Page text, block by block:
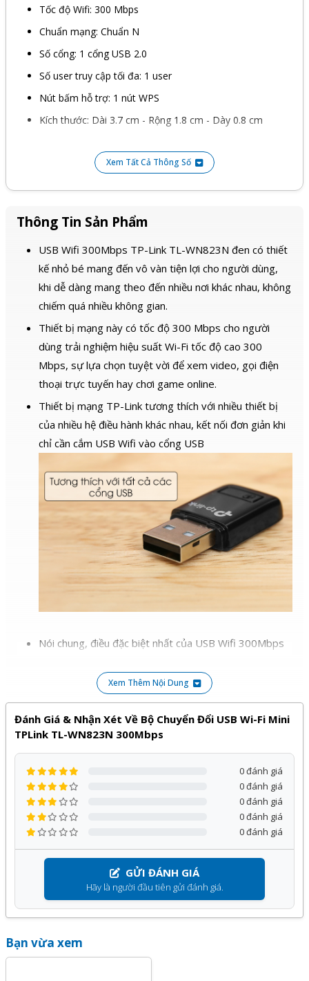
Thông Tin Sản Phẩm
USB Wifi 300Mbps TP-Link TL-WN823N đen có thiết
kế nhỏ bé mang đến vô vàn tiện lợi cho người dùng,
khi dễ dàng mang theo đến nhiều nơi khác nhau, không
chiếm quá nhiều không gian.
Thiết bị mạng này có tốc độ 300 Mbps cho người
dùng trải nghiệm hiệu suất Wi-Fi tốc độ cao 300
Mbps, sự lựa chọn tuyệt vời để xem video, gọi điện
thoại trực tuyến hay chơi game online.
Thiết bị mạng TP-Link tương thích với nhiều thiết bị
của nhiều hệ điều hành khác nhau, kết nối đơn giản khi
chỉ cần cắm USB Wifi vào cổng USB
Nói chung, điều đặc biệt nhất của USB Wifi 300Mbps
lợi, đi cùng tốc độ internet cao đáp ứng tốt nhu cầu
chơi game và giải trí của người dùng.
Sản phẩm USB Thu Sóng WiFi của
hành24 tháng
, đi kèm với nhiều chương trình ưu đãi hấp
dẫn khác.
Quý khách hàng hoàn toàn yên tâm khi lựa chọn sử dụng
sản phẩm, dịch vụ tại Kỹ Thuật Vtech.
Xem Thêm Nội Dung
Đánh Giá & Nhận Xét Về Bộ Chuyển Đổi USB Wi-Fi Mini
TPLink TL-WN823N 300Mbps
GỬI ĐÁNH GIÁ
Hãy là người đầu tiên gửi đánh giá.
0 đánh giá
0 đánh giá
0 đánh giá
0 đánh giá
0 đánh giá
Bạn vừa xem
Tốc độ Wifi: 300 Mbps
Chuẩn mạng: Chuẩn N
Số cổng: 1 cổng USB 2.0
Số user truy cập tối đa: 1 user
Nút bấm hỗ trợ: 1 nút WPS
Kích thước: Dài 3.7 cm - Rộng 1.8 cm - Dày 0.8 cm
Xem Tất Cả Thông Số